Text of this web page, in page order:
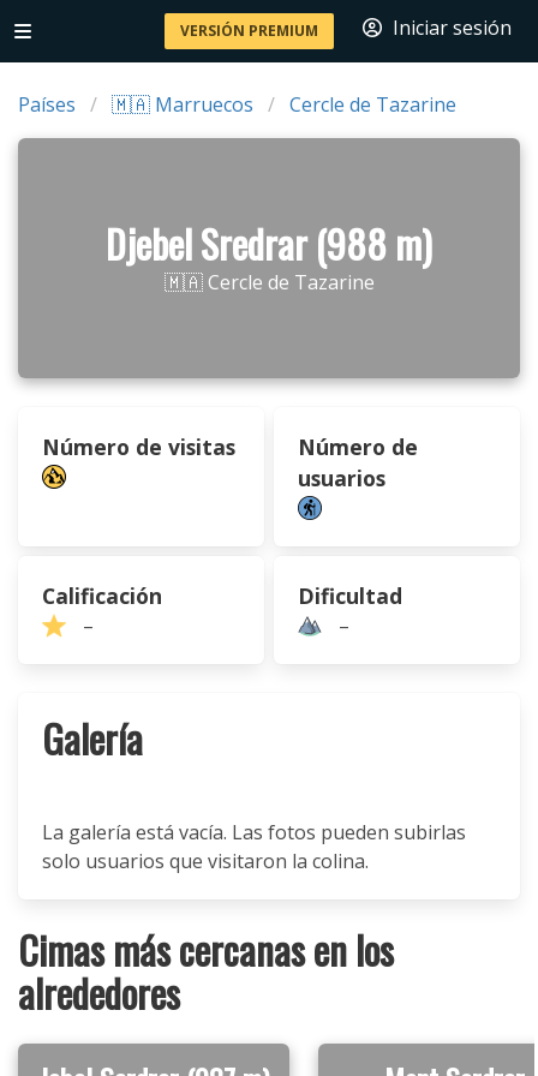
VERSIÓN PREMIUM Iniciar sesión
Países 🇲🇦 Marruecos Cercle de Tazarine
Djebel Sredrar (988 m)
🇲🇦 Cercle de Tazarine
Número de visitas
Número de
usuarios
Calificación
–
Dificultad
–
Galería
La galería está vacía. Las fotos pueden subirlas
solo usuarios que visitaron la colina.
Cimas más cercanas en los
alrededores